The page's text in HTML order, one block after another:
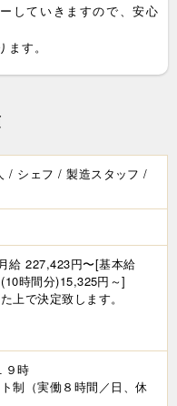
していきますので、安心
す。
/ シェフ / 製造スタッフ /
給 227,423円〜[基本給
時間分)15,325円～]
上で決定致します。
９時
制（実働８時間／日、休